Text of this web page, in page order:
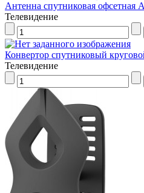
Антенна спутниковая
Телевидение
Конвертор спутниковый
Телевидение